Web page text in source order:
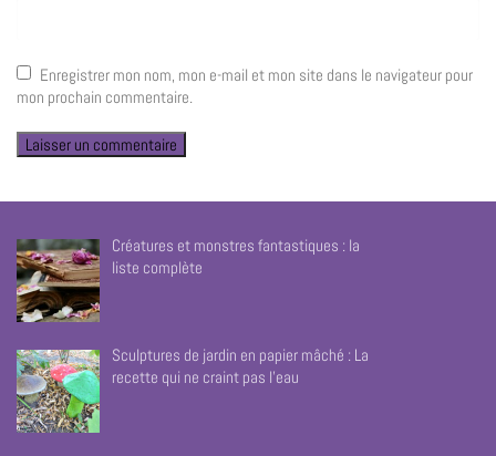
Enregistrer mon nom, mon e-mail et mon site dans le navigateur pour
mon prochain commentaire.
Créatures et monstres fantastiques : la
liste complète
Sculptures de jardin en papier mâché : La
recette qui ne craint pas l’eau